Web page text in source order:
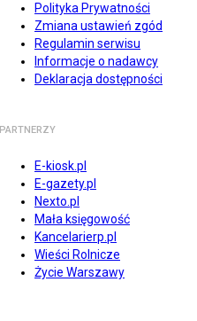
Polityka Prywatności
Zmiana ustawień zgód
Regulamin serwisu
Informacje o nadawcy
Deklaracja dostępności
PARTNERZY
E-kiosk.pl
E-gazety.pl
Nexto.pl
Mała księgowość
Kancelarierp.pl
Wieści Rolnicze
Życie Warszawy